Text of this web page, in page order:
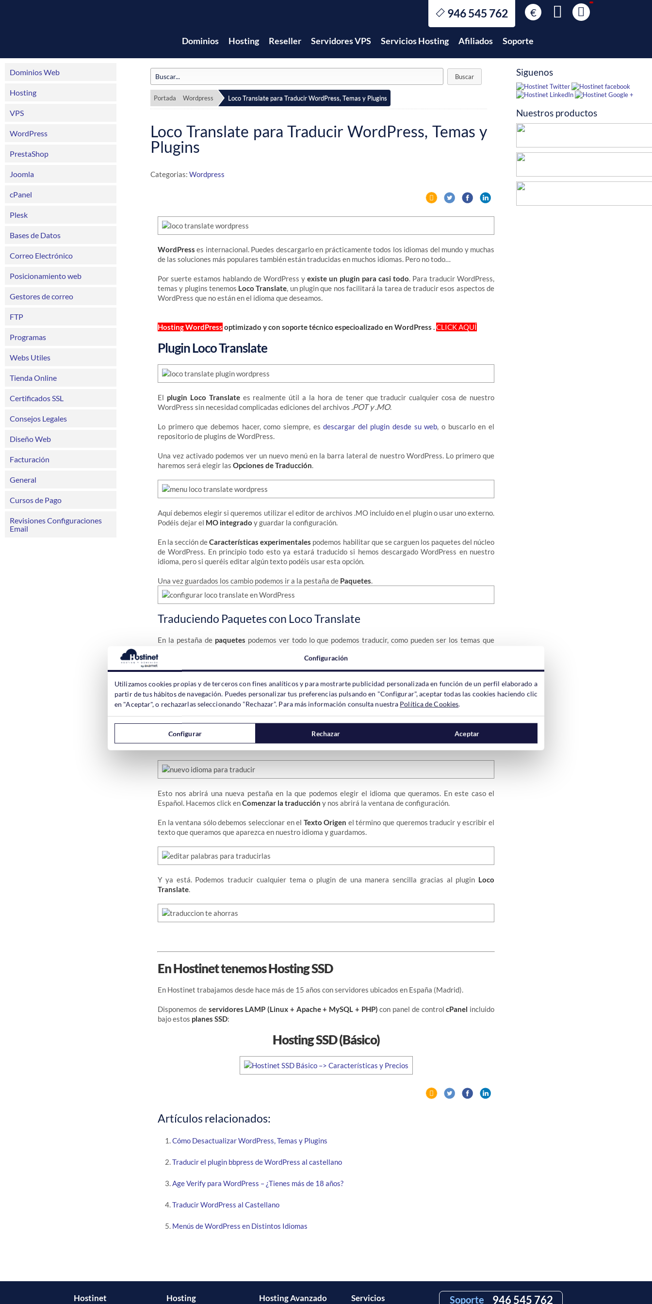
946 545 762
Dominios Hosting Reseller Servidores VPS Servicios Hosting Afiliados Soporte
€
GBP
MXN
Dominios Web
Hosting
VPS
WordPress
PrestaShop
Joomla
cPanel
Plesk
Bases de Datos
Correo Electrónico
Posicionamiento web
Gestores de correo
FTP
Programas
Webs Utiles
Tienda Online
Certificados SSL
Consejos Legales
Diseño Web
Facturación
General
Cursos de Pago
Revisiones Configuraciones
Email
Siguenos
Nuestros productos
Portada Wordpress Loco Translate para Traducir WordPress, Temas y Plugins
Loco Translate para Traducir WordPress, Temas y
Plugins
Categorias: Wordpress
WordPress es internacional. Puedes descargarlo en prácticamente todos los idiomas del mundo y muchas
de las soluciones más populares también están traducidas en muchos idiomas. Pero no todo…
Por suerte estamos hablando de WordPress y existe un plugin para casi todo. Para traducir WordPress,
temas y plugins tenemos Loco Translate, un plugin que nos facilitará la tarea de traducir esos aspectos de
WordPress que no están en el idioma que deseamos.
Hosting WordPress optimizado y con soporte técnico especioalizado en WordPress .CLICK AQUÍ
Plugin Loco Translate
El plugin Loco Translatees realmente útil a la hora de tener que traducir cualquier cosa de nuestro
WordPress sin necesidad complicadas ediciones del archivos .POT y .MO.
Lo primero que debemos hacer, como siempre, esdescargar del plugin desde su web, o buscarlo en el
repositorio de plugins de WordPress.
Una vez activado podemos ver un nuevo menú en la barra lateral de nuestro WordPress. Lo primero que
haremos será elegir las Opciones de Traducción.
Aquí debemos elegir si queremos utilizar el editor de archivos .MO incluido en el plugin o usar uno externo.
Podéis dejar el MO integrado y guardar la configuración.
En la sección deCaracterísticas experimentales podemos habilitar que se carguen los paquetes del núcleo
de WordPress. En principio todo esto ya estará traducido si hemos descargado WordPress en nuestro
idioma, pero si queréis editar algún texto podéis usar esta opción.
Una vez guardados los cambio podemos ir a la pestaña de Paquetes.
Traduciendo Paquetes con Loco Translate
En la pestaña de paquetes podemos ver todo lo que podemos traducir, como pueden ser los temas que
Y también veremos que podemos traducir los plugins que tengamos instalados.
A modo de ejemplo, nosotros vamos a editar el plugin
hablado eneste artículoy necesita de una traducción.
Una vez lo localicemos sólo debemos hacer click enNuevo Idioma.
Esto nos abrirá una nueva pestaña en la que podemos elegir el idioma que queramos. En este caso el
Español. Hacemos click enComenzar la traducción y nos abrirá la ventana de configuración.
En la ventana sólo debemos seleccionar en el Texto Origen el término que queremos traducir y escribir el
texto que queramos que aparezca en nuestro idioma y guardamos.
Y ya está. Podemos traducir cualquier tema o plugin de una manera sencilla gracias al plugin Loco
Translate.
En Hostinet tenemos Hosting SSD
En Hostinet trabajamos desde hace más de 15 años con servidores ubicados en España (Madrid).
Disponemos de servidores LAMP (Linux + Apache + MySQL + PHP) con panel de controlcPanel incluido
bajo estos planes SSD:
Hosting SSD (Básico)
Artículos relacionados:
Cómo Desactualizar WordPress, Temas y Plugins
Traducir el plugin bbpress de WordPress al castellano
Age Verify para WordPress – ¿Tienes más de 18 años?
Traducir WordPress al Castellano
Menús de WordPress en Distintos Idiomas
Hostinet Hosting Hosting Avanzado Servicios
Soporte
946 545 762
Configuración
Utilizamos cookies propias y de terceros con fines analíticos y para mostrarte publicidad personalizada en función de un perfil elaborado a
partir de tus hábitos de navegación. Puedes personalizar tus preferencias pulsando en "Configurar", aceptar todas las cookies haciendo clic
en "Aceptar", o rechazarlas seleccionando "Rechazar". Para más información consulta nuestra Política de Cookies.
Configurar Rechazar Aceptar